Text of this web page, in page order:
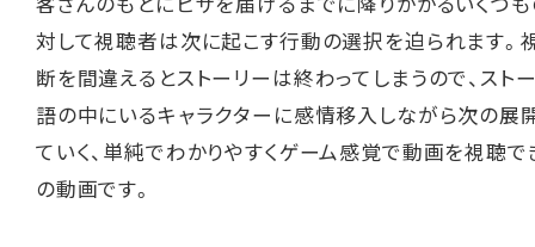
対して視聴者は次に起こす行動の選択を迫られます。
断を間違えるとストーリーは終わってしまうので、スト
語の中にいるキャラクターに感情移入しながら次の展
ていく、単純でわかりやすくゲーム感覚で動画を視聴で
の動画です。